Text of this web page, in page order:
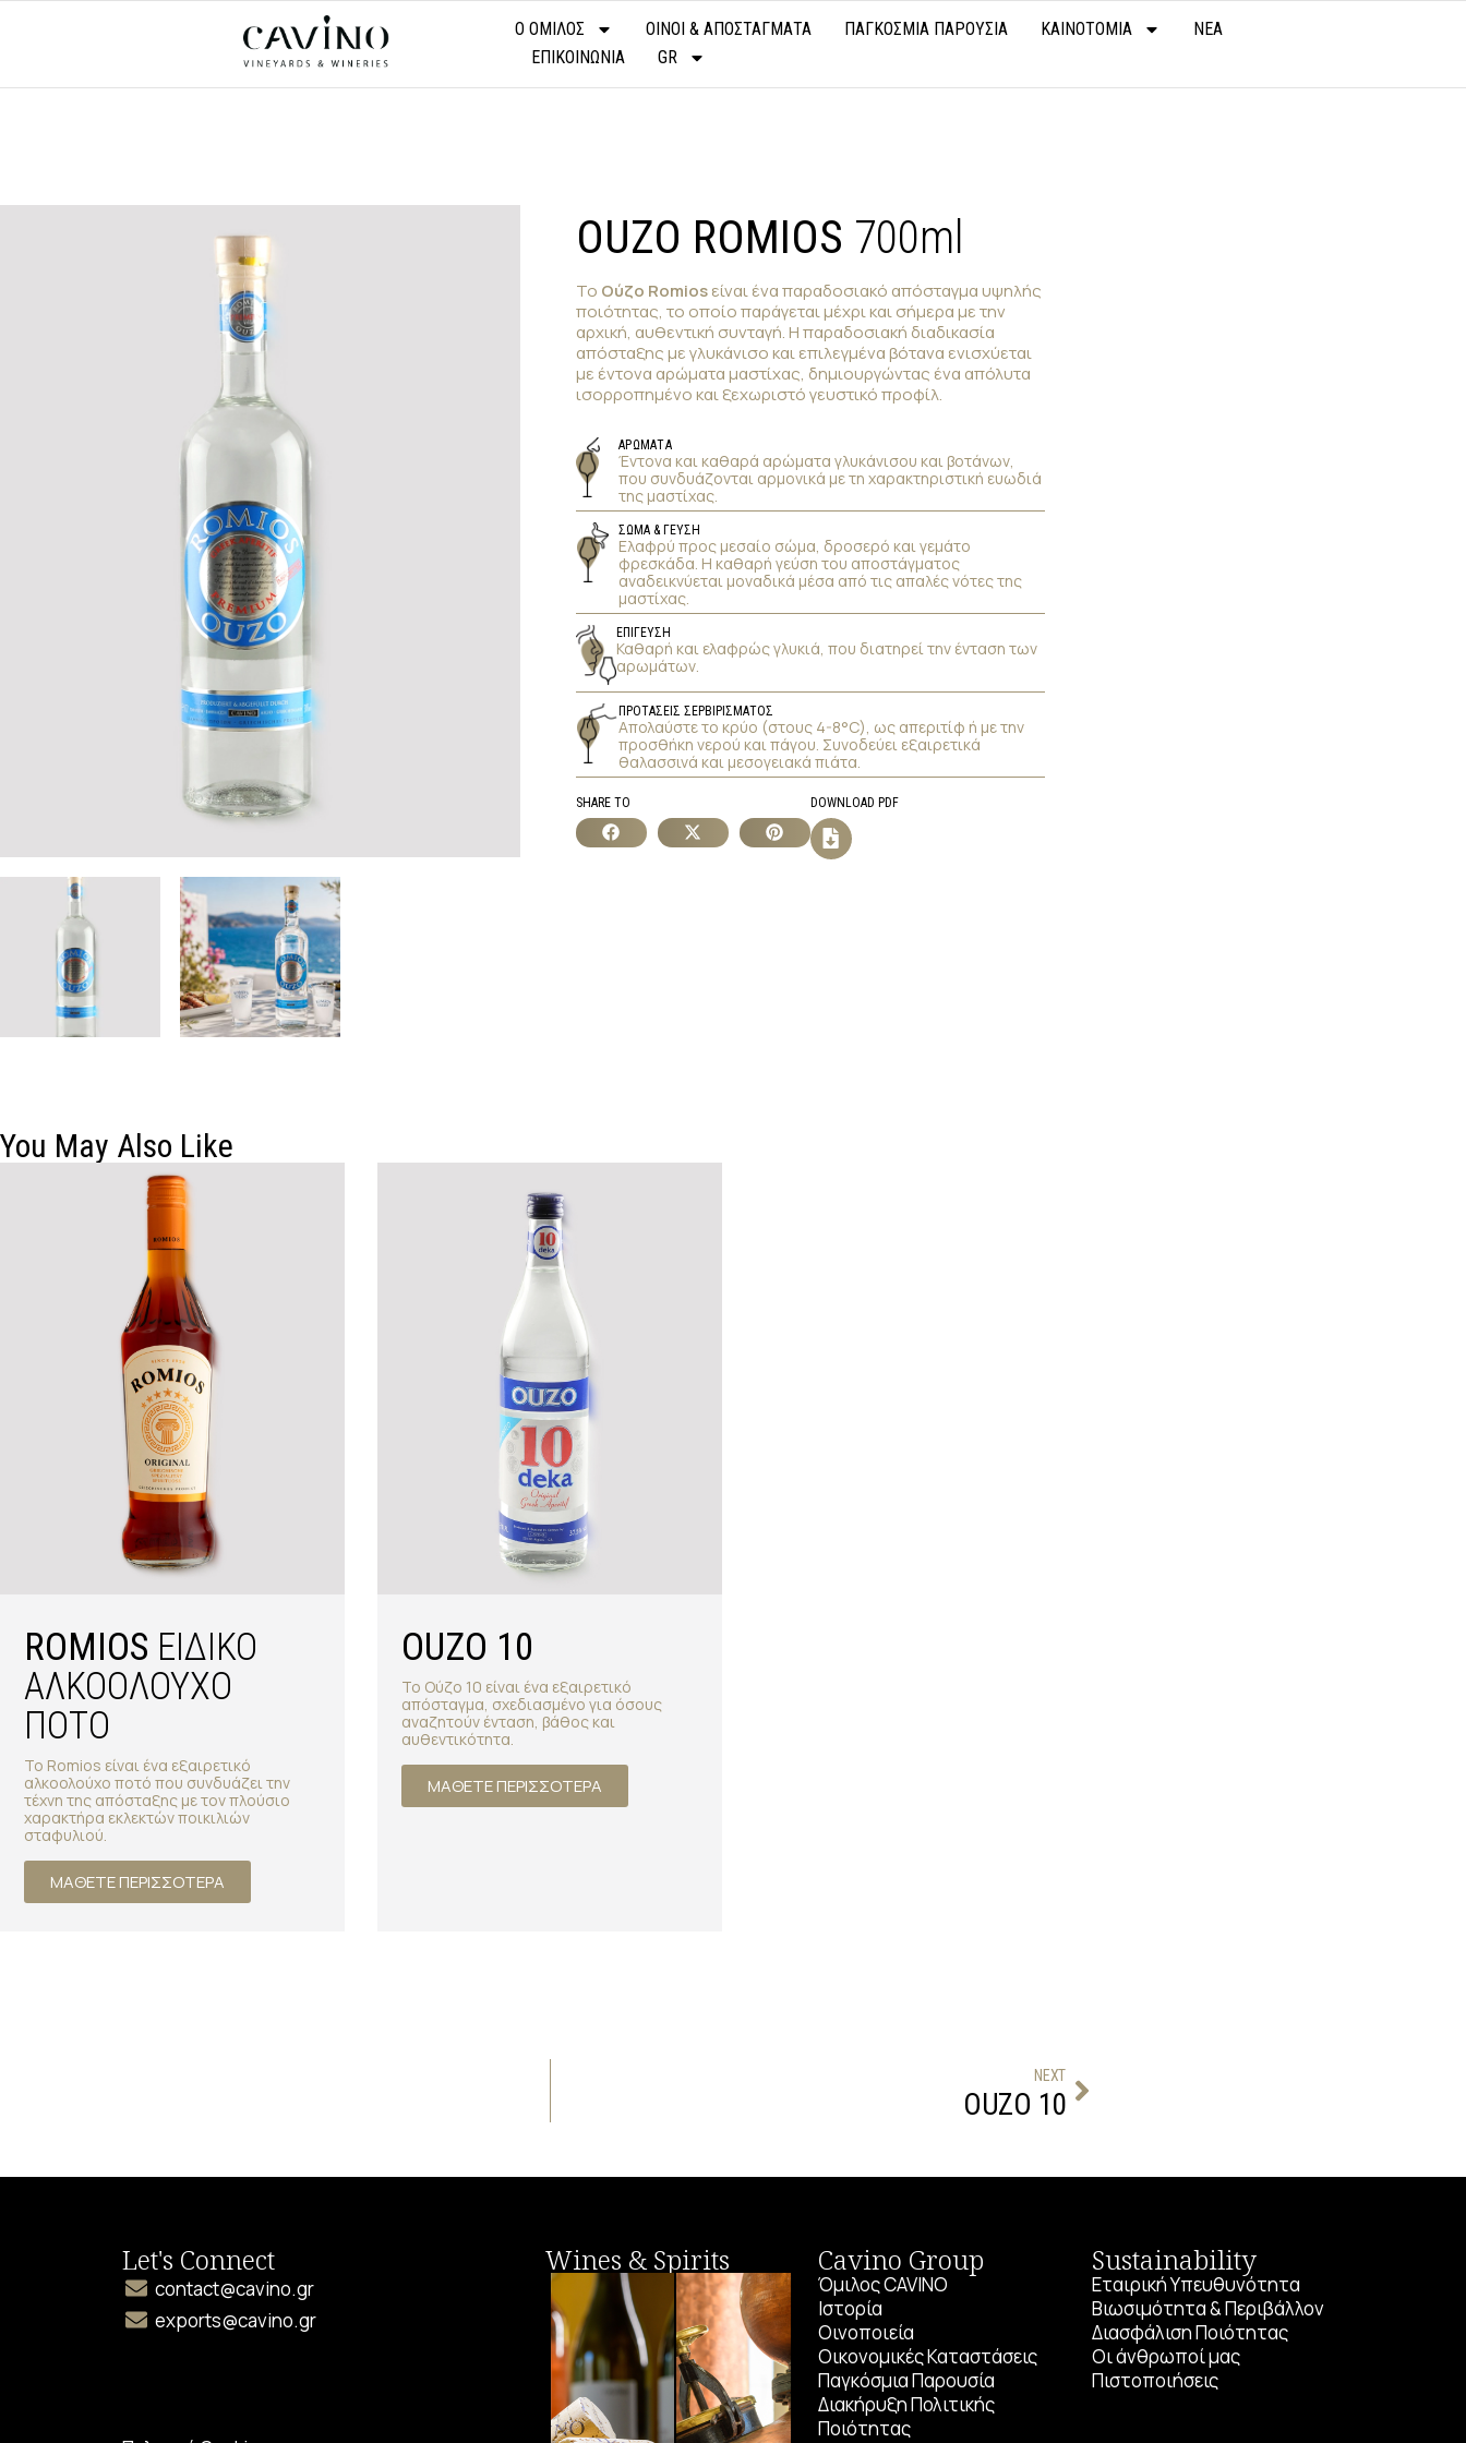
Ο ΟΜΙΛΟΣ ΟΙΝΟΙ & ΑΠΟΣΤΑΓΜΑΤΑ ΠΑΓΚΟΣΜΙΑ ΠΑΡΟΥΣΙΑ ΚΑΙΝΟΤΟΜΙΑ
ΝΕΑ
ΕΠΙΚΟΙΝΩΝΙΑ
GR
OUZO ROMIOS 700ml
Το Ούζο Romiosείναι ένα παραδοσιακό απόσταγμα υψηλής
ποιότητας, το οποίο παράγεται μέχρι και σήμερα με την
αρχική, αυθεντική συνταγή. Η παραδοσιακή διαδικασία
απόσταξης με γλυκάνισο και επιλεγμένα βότανα ενισχύεται
με έντονα αρώματα μαστίχας, δημιουργώντας ένα απόλυτα
ισορροπημένο και ξεχωριστό γευστικό προφίλ.
ΑΡΩΜΑΤΑ
Έντονα και καθαρά αρώματα γλυκάνισου και βοτάνων,
που συνδυάζονται αρμονικά με τη χαρακτηριστική ευωδιά
της μαστίχας.
ΣΩΜΑ & ΓΕΥΣΗ
Ελαφρύ προς μεσαίο σώμα, δροσερό και γεμάτο
φρεσκάδα. Η καθαρή γεύση του αποστάγματος
αναδεικνύεται μοναδικά μέσα από τις απαλές νότες της
μαστίχας.
ΕΠΙΓΕΥΣΗ
Καθαρή και ελαφρώς γλυκιά, που διατηρεί την ένταση των
αρωμάτων.
ΠΡΟΤΑΣΕΙΣ ΣΕΡΒΙΡΙΣΜΑΤΟΣ
Απολαύστε το κρύο (στους 4-8°C), ως απεριτίφ ή με την
προσθήκη νερού και πάγου. Συνοδεύει εξαιρετικά
θαλασσινά και μεσογειακά πιάτα.
SHARE TO DOWNLOAD PDF
You May Also Like
ROMIOS ΕΙΔΙΚΟ
ΑΛΚΟΟΛΟΥΧΟ
ΠΟΤΟ
Το Romios είναι ένα εξαιρετικό
αλκοολούχο ποτό που συνδυάζει την
τέχνη της απόσταξης με τον πλούσιο
χαρακτήρα εκλεκτών ποικιλιών
σταφυλιού.
ΜΑΘΕΤΕ ΠΕΡΙΣΣΟΤΕΡΑ
OUZO 10
Το Ούζο 10 είναι ένα εξαιρετικό
απόσταγμα, σχεδιασμένο για όσους
αναζητούν ένταση, βάθος και
αυθεντικότητα.
ΜΑΘΕΤΕ ΠΕΡΙΣΣΟΤΕΡΑ
NEXT
OUZO 10
Let's Connect
contact@cavino.gr
exports@cavino.gr
Wines & Spirits Cavino Group
Όμιλος CAVINO
Ιστορία
Οινοποιεία
Οικονομικές Καταστάσεις
Παγκόσμια Παρουσία
Διακήρυξη Πολιτικής
Ποιότητας
Sustainability
Εταιρική Υπευθυνότητα
Βιωσιμότητα & Περιβάλλον
Διασφάλιση Ποιότητας
Οι άνθρωποί μας
Πιστοποιήσεις